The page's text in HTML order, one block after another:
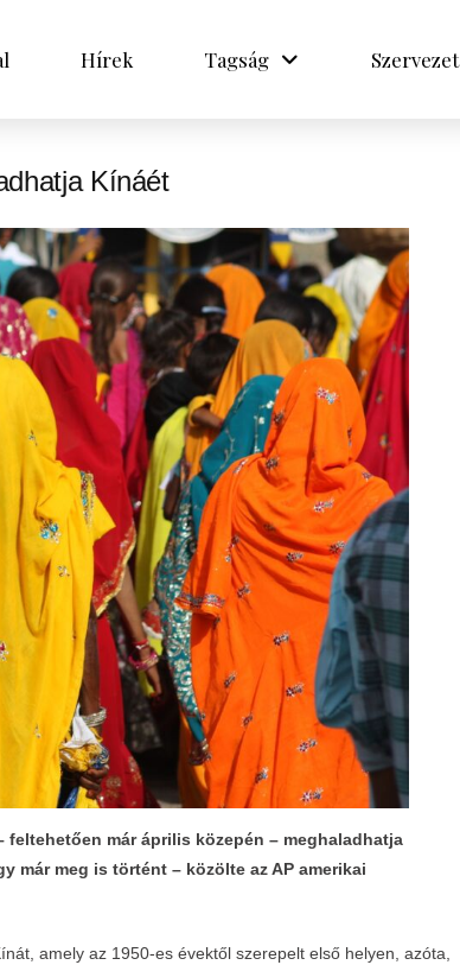
Hírek Tagság Szervezet
Kínáét
már április közepén – meghaladhatja
már meg is történt – közölte az AP amerikai
amely az 1950-es évektől szerepelt első helyen, azóta,